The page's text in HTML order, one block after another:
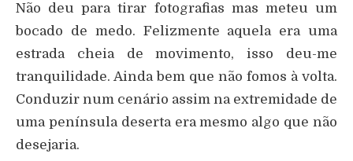
Não deu para tirar fotografias mas meteu um
bocado de medo. Felizmente aquela era uma
estrada cheia de movimento, isso deu-me
tranquilidade. Ainda bem que não fomos à volta.
Conduzir num cenário assim na extremidade de
uma península deserta era mesmo algo que não
desejaria.